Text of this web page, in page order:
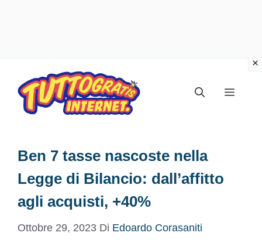
contenuto
Menu
Ben 7 tasse nascoste nella
Legge di Bilancio: dall’affitto
agli acquisti, +40%
Ottobre 29, 2023 Di Edoardo Corasaniti